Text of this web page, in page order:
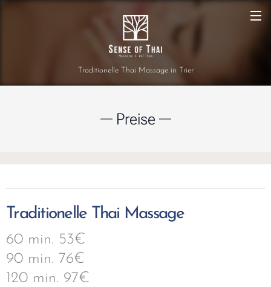
Traditionelle Thai Massage in Trier
Preise
Traditionelle Thai Massage
60 min. 53€
90 min. 76€
120 min. 97€